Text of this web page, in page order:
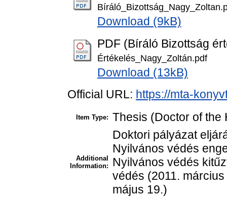
Download (9kB)
PDF (Bíráló Bizottság
Értékelés_Nagy_Zoltán.pdf
Download (13kB)
Official URL: https://mta-
Item Type: Thesis (Doctor of the
Additional
Information:
Doktori pályázat
Nyilvános védés
Nyilvános védés
védés (2011.
május 19.)